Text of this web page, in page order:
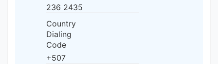
236 2435
Country
Dialing
Code
+507